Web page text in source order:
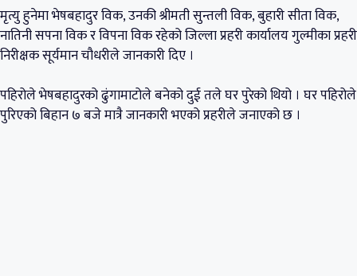
मृत्यु हुनेमा भेषबहादुर विक, उनकी श्रीमती सुन्तली विक, बुहारी सीता विक,
नातिनी सपना विक र विपना विक रहेको जिल्ला प्रहरी कार्यालय गुल्मीका प्रहरी
निरीक्षक सूर्यमान चौधरीले जानकारी दिए ।
पहिरोले भेषबहादुरको ढुंगामाटोले बनेको दुई तले घर पुरेको थियो । घर पहिरोले
पुरिएको बिहान ७ बजे मात्रै जानकारी भएको प्रहरीले जनाएको छ ।